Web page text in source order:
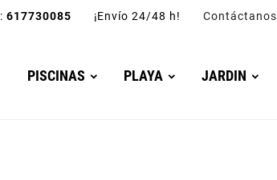
: 617730085 ¡Envío 24/48 h! Contáctanos
PISCINAS PLAYA JARDIN